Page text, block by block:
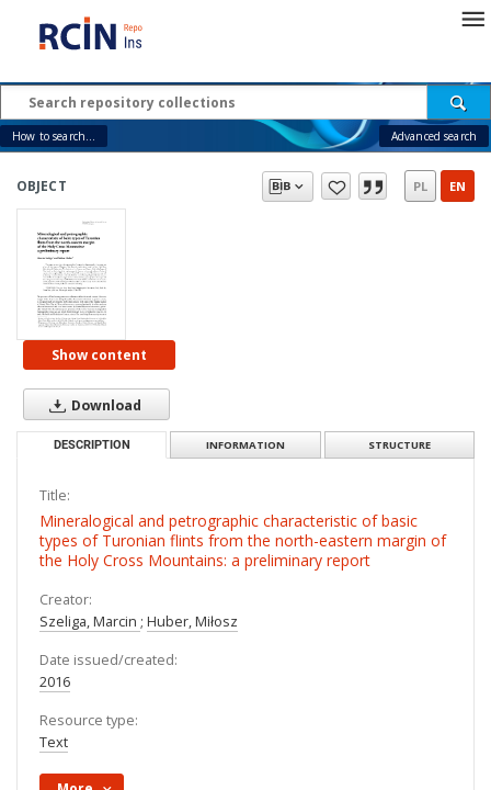
How to search... Advanced search
OBJECT PL EN
Show content
Download
DESCRIPTION INFORMATION STRUCTURE
Title:
Mineralogical and petrographic characteristic of basic
types of Turonian flints from the north-eastern margin of
the Holy Cross Mountains: a preliminary report
Creator:
Szeliga, Marcin ; Huber, Miłosz
Date issued/created:
2016
Resource type:
Text